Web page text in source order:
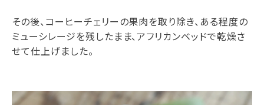
その後、コーヒーチェリーの果肉を取り除き、ある程度の
ミューシレージを残したまま、アフリカンベッドで乾燥さ
せて仕上げました。